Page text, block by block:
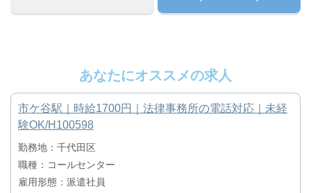
あなたにオススメの求人
市ケ谷駅｜時給1700円｜法律事務所の電話対応｜未経
験OK/H100598
勤務地：千代田区
職種：コールセンター
雇用形態：派遣社員